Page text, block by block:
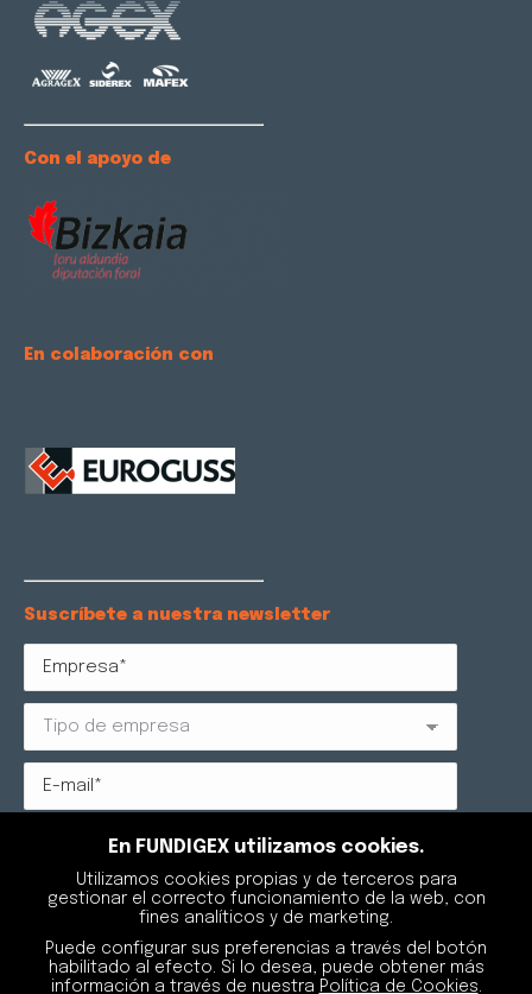
Con el apoyo de
En colaboración con
Suscríbete a nuestra newsletter
Protección de datos: Reglamento (UE) 2016/679 RGPD y
EXPORTADORES DE FUNDICIÓN, como responsable del
tratamiento, tratará sus datos para gestionar su
suscripción a la newsletter. Podrá retirar su
consentimiento sin que se vean afectados los
tratamientos de datos que se hayan podido realizar
con anterioridad, y podrá ejercitar los derechos de
En FUNDIGEX utilizamos cookies.
Utilizamos cookies propias y de terceros para
gestionar el correcto funcionamiento de la web, con
fines analíticos y de marketing.
Puede configurar sus preferencias a través del botón
habilitado al efecto. Si lo desea, puede obtener más
información a través de nuestra Política de Cookies.